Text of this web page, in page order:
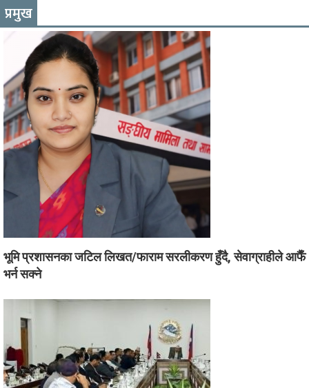
प्रमुख
भूमि प्रशासनका जटिल लिखत/फाराम सरलीकरण हुँदै, सेवाग्राहीले आफैँ
भर्न सक्ने